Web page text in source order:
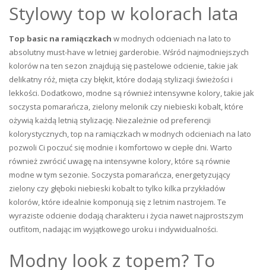
Stylowy top w kolorach lata
Top basic na ramiączkach w modnych odcieniach na lato to
absolutny must-have w letniej garderobie. Wśród najmodniejszych
kolorów na ten sezon znajdują się pastelowe odcienie, takie jak
delikatny róż, mięta czy błękit, które dodają stylizacji świeżości i
lekkości. Dodatkowo, modne są również intensywne kolory, takie jak
soczysta pomarańcza, zielony melonik czy niebieski kobalt, które
ożywią każdą letnią stylizację. Niezależnie od preferencji
kolorystycznych, top na ramiączkach w modnych odcieniach na lato
pozwoli Ci poczuć się modnie i komfortowo w ciepłe dni. Warto
również zwrócić uwagę na intensywne kolory, które są równie
modne w tym sezonie. Soczysta pomarańcza, energetyzujący
zielony czy głęboki niebieski kobalt to tylko kilka przykładów
kolorów, które idealnie komponują się z letnim nastrojem. Te
wyraziste odcienie dodają charakteru i życia nawet najprostszym
outfitom, nadając im wyjątkowego uroku i indywidualności.
Modny look z topem? To